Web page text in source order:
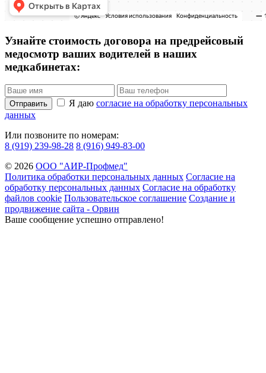
Узнайте стоимость договора на предрейсовый
медосмотр ваших водителей в наших
медкабинетах:
Отправить Я даю согласие на обработку персональных
данных
Или позвоните по номерам:
8 (919) 239-98-28 8 (916) 949-83-00
© 2026 ООО "АИР-Профмед"
Политика обработки персональных данных Согласие на
обработку персональных данных Согласие на обработку
файлов cookie Пользовательское соглашение Создание и
продвижение сайта - Орвин
Ваше сообщение успешно отправлено!